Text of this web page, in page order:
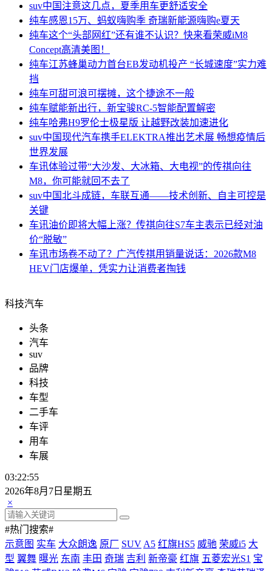
suv中国注意这几点，夏季用车更舒适安全
纯车感恩15万、蚂蚁嗨购季 奇瑞新能源嗨购e夏天
纯车这个“头部网红”还有谁不认识？快来看荣威iM8
Concept高清美图！
纯车江苏蜂巢动力首台EB发动机投产 “长城速度”实力难
挡
纯车可甜可浪可摆摊，这个捷途不一般
纯车赋能新出行，新宝骏RC-5智能配置解密
纯车哈弗H9罗伦士极星版 让越野改装加速进化
suv中国现代汽车携手ELEKTRA推出艺术展 畅想疫情后
世界发展
车讯体验过带“大沙发、大冰箱、大电视”的传祺向往
M8，你可能就回不去了
suv中国北斗成链，车联互通——技术创新、自主可控是
关键
车讯油价即将大幅上涨？传祺向往S7车主表示已经对油
价“脱敏”
车讯市场卷不动了？广汽传祺用销量说话：2026款M8
HEV门店爆单，凭实力让消费者掏钱
科技汽车
头条
汽车
suv
品牌
科技
车型
二手车
车评
用车
车展
03:22:55
2026年8月7日星期五
×
#热门搜索#
示意图 实车 大众朗逸 原厂 SUVA5 红旗HS5 威驰 荣威i5 大
型 翼舞 曝光 东南 丰田 奇瑞 吉利 新帝豪 红旗 五菱宏光S1 宝